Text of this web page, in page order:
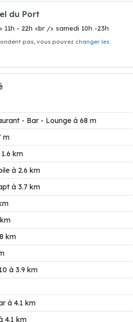
du Port
- 22h <br /> samedi 10h -23h
pas, vous pouvez changer les
- Bar - Lounge à 68 m
m
km
à 2.6 km
à 3.7 km
km
à 3.9 km
à 4.1 km
4.1 km